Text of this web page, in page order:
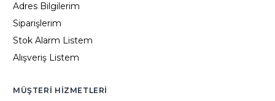
Adres Bilgilerim
Siparişlerim
Stok Alarm Listem
Alışveriş Listem
MÜŞTERI HIZMETLERI